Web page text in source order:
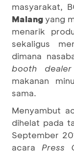
masyarakat,
Malang yang
menarik
sekaligus
dimana
booth dealer
makanan
sama.
Menyambut
dihelat pada
September
acara Press